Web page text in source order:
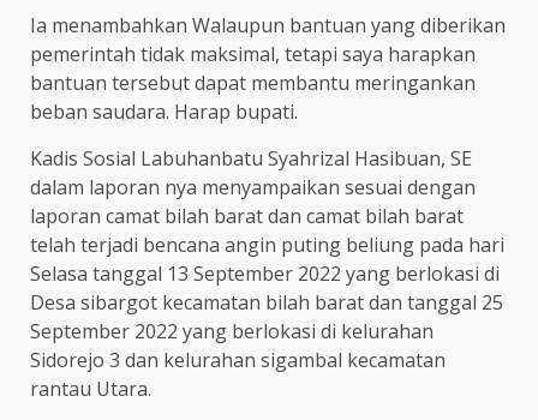
Ia menambahkan Walaupun bantuan yang diberikan
pemerintah tidak maksimal, tetapi saya harapkan
bantuan tersebut dapat membantu meringankan
beban saudara. Harap bupati.
Kadis Sosial Labuhanbatu Syahrizal Hasibuan, SE
dalam laporan nya menyampaikan sesuai dengan
laporan camat bilah barat dan camat bilah barat
telah terjadi bencana angin puting beliung pada hari
Selasa tanggal 13 September 2022 yang berlokasi di
Desa sibargot kecamatan bilah barat dan tanggal 25
September 2022 yang berlokasi di kelurahan
Sidorejo 3 dan kelurahan sigambal kecamatan
rantau Utara.